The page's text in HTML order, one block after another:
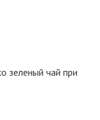
зеленый чай при